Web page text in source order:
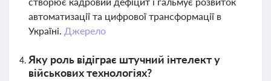
автоматизації та цифрової трансформації в
Україні. Джерело
Яку роль відіграє штучний інтелект у
військових технологіях?